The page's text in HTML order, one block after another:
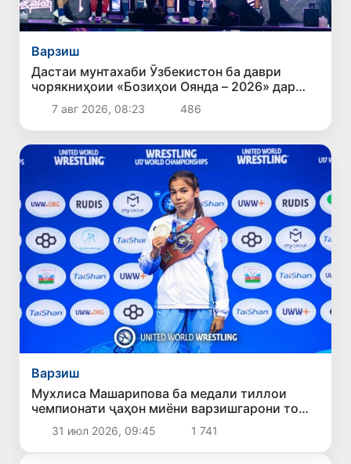
Варзиш
Дастаи мунтахаби Ӯзбекистон ба даври
чорякниҳоии «Бозиҳои Оянда – 2026» дар
Остона роҳ ёфт
7 авг 2026, 08:23 486
Варзиш
Мухлиса Машарипова ба медали тиллои
чемпионати ҷаҳон миёни варзишгарони то
17-сола шуд
31 июл 2026, 09:45 1 741